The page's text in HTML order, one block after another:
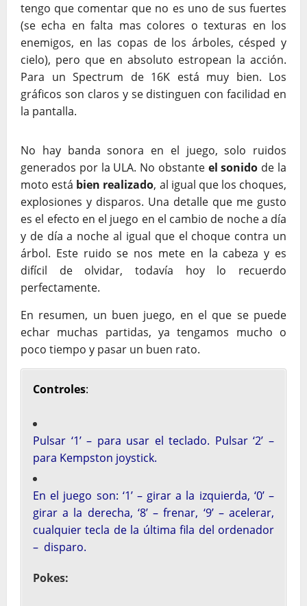
tengo que comentar que no es uno de sus fuertes
(se echa en falta mas colores o texturas en los
enemigos, en las copas de los árboles, césped y
cielo), pero que en absoluto estropean la acción.
Para un Spectrum de 16K está muy bien. Los
gráficos son claros y se distinguen con facilidad en
la pantalla.
No hay banda sonora en el juego, solo ruidos
generados por la ULA. No obstante el sonido de la
moto está bien realizado, al igual que los choques,
explosiones y disparos. Una detalle que me gusto
es el efecto en el juego en el cambio de noche a día
y de día a noche al igual que el choque contra un
árbol. Este ruido se nos mete en la cabeza y es
difícil de olvidar, todavía hoy lo recuerdo
perfectamente.
En resumen, un buen juego, en el que se puede
echar muchas partidas, ya tengamos mucho o
poco tiempo y pasar un buen rato.
Controles:
Pulsar ‘1’ – para usar el teclado. Pulsar ‘2’ –
para Kempston joystick.
En el juego son: ‘1’ – girar a la izquierda, ‘0’ –
girar a la derecha, ‘8’ – frenar, ‘9’ – acelerar,
cualquier tecla de la última fila del ordenador
– disparo.
Pokes: